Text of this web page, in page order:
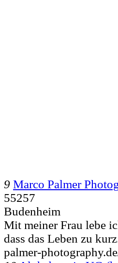
9 Marco Palmer
55257
Budenheim
Mit meiner Frau lebe
dass das Leben zu
palmer-